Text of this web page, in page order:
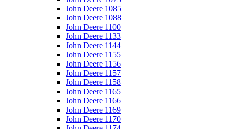
John Deere 1085
John Deere 1088
John Deere 1100
John Deere 1133
John Deere 1144
John Deere 1155
John Deere 1156
John Deere 1157
John Deere 1158
John Deere 1165
John Deere 1166
John Deere 1169
John Deere 1170